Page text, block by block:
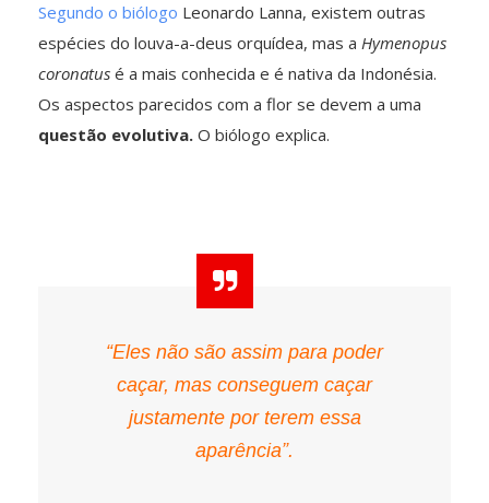
Segundo o biólogo Leonardo Lanna, existem outras
espécies do louva-a-deus orquídea, mas a Hymenopus
coronatus é a mais conhecida e é nativa da Indonésia.
Os aspectos parecidos com a flor se devem a uma
questão evolutiva. O biólogo explica.
“Eles não são assim para poder
caçar, mas conseguem caçar
justamente por terem essa
aparência”.